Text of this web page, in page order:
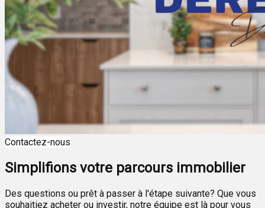
Contactez-nous
Simplifions votre parcours immobilier
Des questions ou prêt à passer à l'étape suivante? Que vous
souhaitiez acheter ou investir, notre équipe est là pour vous